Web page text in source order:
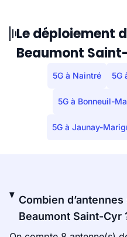
Le déploiement
Beaumont
5G à Naintré 5G
5G à Bonneuil-
5G à Jaunay-
Combien
Beaumont Saint-Cyr